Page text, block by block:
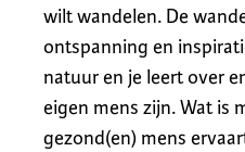
wilt wandelen. De
ontspanning en
natuur en je leert over
eigen mens zijn. Wat is
gezond(en) mens